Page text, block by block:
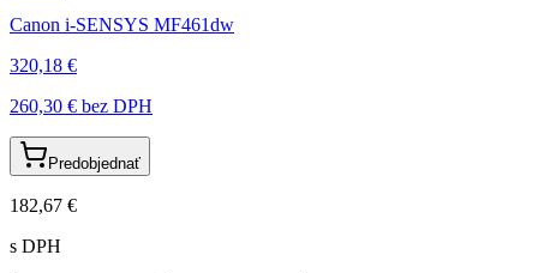
Canon i-SENSYS MF461dw
320,18 €
260,30 € bez DPH
Predobjednať
182,67 €
s DPH